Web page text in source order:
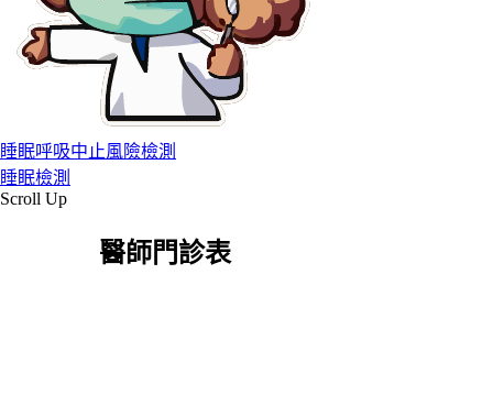
睡眠呼吸中止風險檢測
睡眠檢測
Scroll Up
醫師門診表